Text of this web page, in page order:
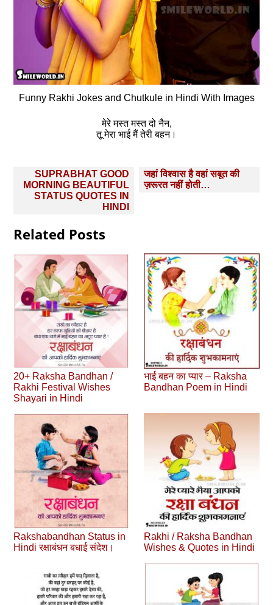
Funny Rakhi Jokes and Chutkule in Hindi With Images
मेरे मस्त मस्त दो नैन,
तू मेरा भाई मैं तेरी बहन।
Post
navigation
SUPRABHAT GOOD
MORNING BEAUTIFUL
STATUS QUOTES IN
HINDI
जहां विश्वास है वहां सबूत की
ज़रूरत नहीं होती…
Related Posts
20+ Raksha Bandhan /
Rakhi Festival Wishes
Shayari in Hindi
भाई बहन का प्यार – Raksha
Bandhan Poem in Hindi
Rakshabandhan Status in
Hindi रक्षाबंधन बधाई संदेश।
Rakhi / Raksha Bandhan
Wishes & Quotes in Hindi